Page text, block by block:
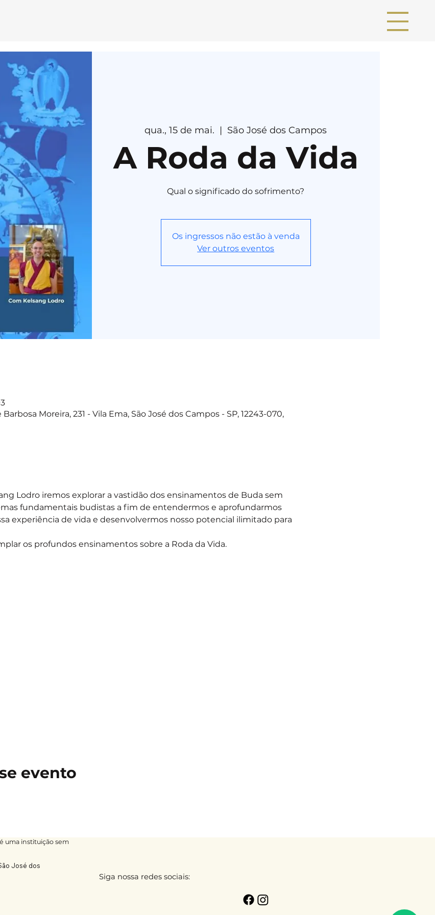
MEDI
ERUK
qua., 15 de mai.
  |
São José dos Campos
A Roda da Vida
Qual o significado do sofrimento?
Os ingressos não estão à venda
Ver outros eventos
Moreira, 231 - Vila Ema, São José dos Campos - SP, 12243-070,
Lodro iremos explorar a vastidão dos ensinamentos de Buda sem
fundamentais budistas a fim de entendermos e aprofundarmos
experiência de vida e desenvolvermos nosso potencial ilimitado para
os profundos ensinamentos sobre a Roda da Vida.
evento
uma instituição sem
José dos
Siga nossa redes sociais: